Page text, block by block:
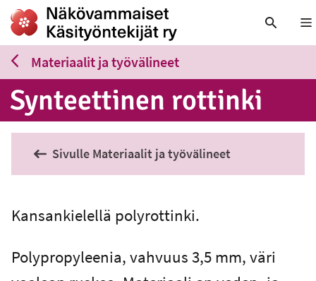
Materiaalit ja työvälineet
Syn­teet­ti­nen rottinki
Sivulle Materiaalit ja työvälineet
Kansankielellä polyrottinki.
Polypropyleenia, vahvuus 3,5 mm, väri